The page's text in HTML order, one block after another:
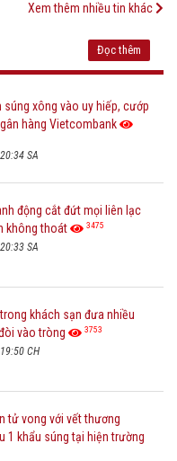
Xem thêm nhiều tin khác
Đọc thêm
súng xông vào uy hiếp, cướp
hàng Vietcombank
SA
động cắt đứt mọi liên lạc
không thoát
3475
SA
khách sạn đưa nhiều
vào tròng
3753
CH
tử vong với vết thương
1 khẩu súng tại hiện trường